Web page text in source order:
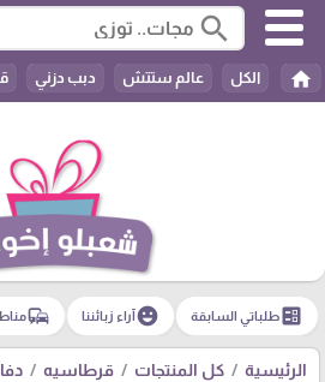
search
home الكل عالم ستتش دبب دزني
ballotطلباتي السابقة emoji_emotionsآراء زبائننا commute
الرئيسية كل المنتجات قرطاسيه